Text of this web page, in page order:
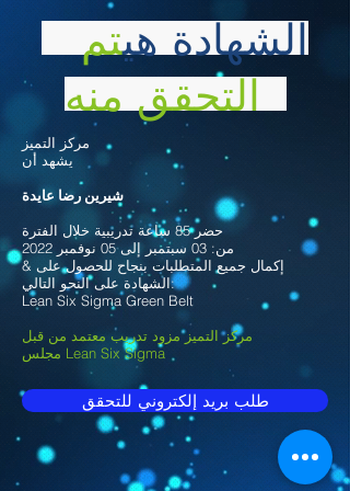
الشهادة هيتم
مركز التميز
يشهد أن
شيرين رضا عايدة
حضر 85 ساعة تدريبية خلال الفترة
من: 03 سبتمبر إلى 05 نوفمبر 2022
& إكمال جميع المتطلبات بنجاح للحصول على
الشهادة على النحو التالي:
Lean Six Sigma Green Belt
مركز التميز مزود تدريب معتمد من قبل
مجلس Lean Six Sigma
طلب بريد إلكتروني للتحقق